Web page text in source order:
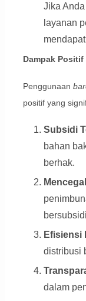
Jika
layanan
Dampak
Penggunaan
positif yang
Subsidi
bahan
berhak.
Efisiensi
distribusi
dalam